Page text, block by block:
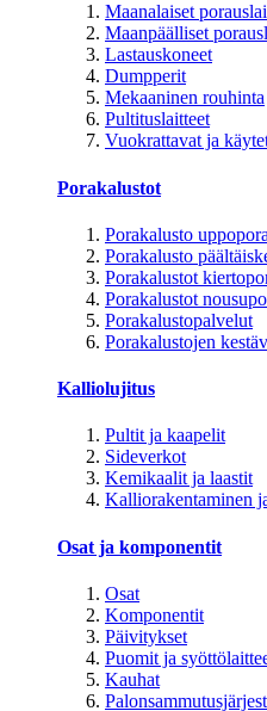
Maanalaiset
Maanpäälliset
Lastauskoneet
Dumpperit
Mekaaninen rouhinta
Pultituslaitteet
Vuokrattavat ja
Porakalustot
Porakalusto
Porakalusto
Porakalustot
Porakalustot
Porakalustopalvelut
Porakalustojen
Kalliolujitus
Pultit ja kaapelit
Sideverkot
Kemikaalit ja laastit
Kalliorakentaminen
Osat ja komponentit
Osat
Komponentit
Päivitykset
Puomit ja
Kauhat